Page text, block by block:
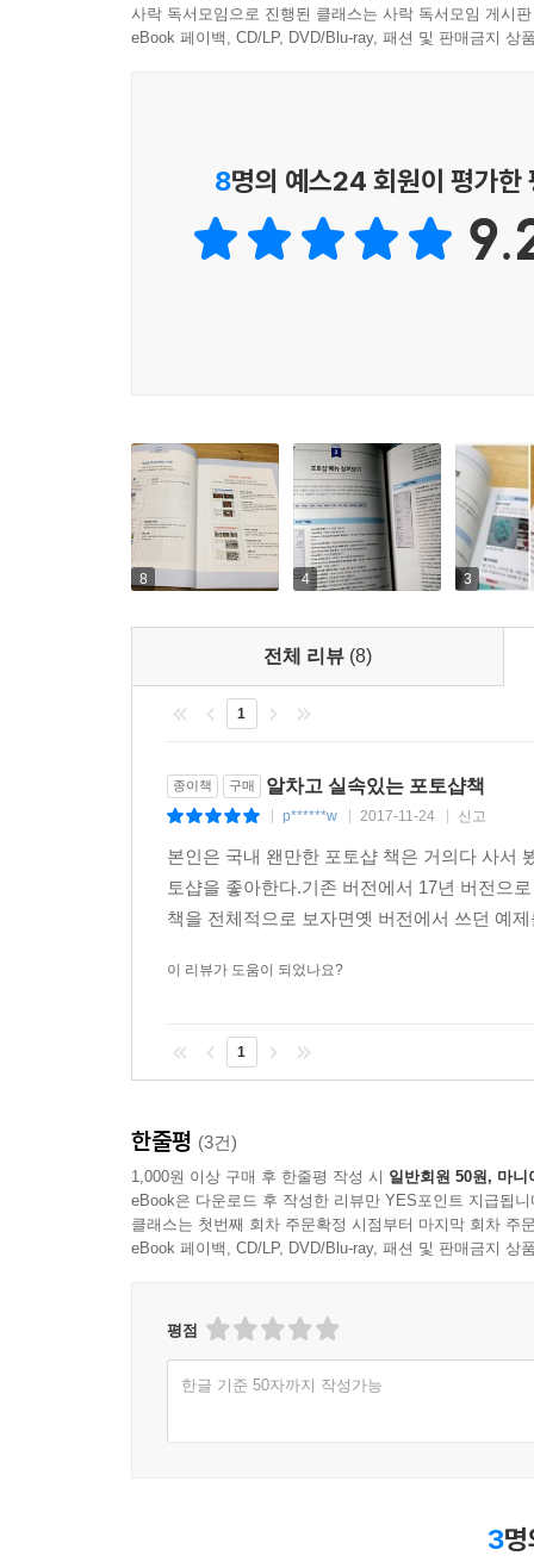
사락 독서모임으로 진행된 클래스는 사락 독서모임 게시
eBook 페이백, CD/LP, DVD/Blu-ray, 패션 및 판매금지 상
8명의 예스24 회원이 평가한
8 4 3
전체 리뷰 (8)
1
종이책 구매 알차고 실속있는 포토샵책
p******w 2017-11-24 신고
본인은 국내 왠만한 포토샵 책은 거의다 사서
토샵을 좋아한다.기존 버전에서 17년 버전으
책을 전체적으로 보자면옛 버전에서 쓰던 예
이 리뷰가 도움이 되었나요?
1
한줄평 (3건)
1,000원 이상 구매 후 한줄평 작성 시 일반회원 50원, 마니
eBook은 다운로드 후 작성한 리뷰만 YES포인트 지급됩니
클래스는 첫번째 회차 주문확정 시점부터 마지막 회차 주
eBook 페이백, CD/LP, DVD/Blu-ray, 패션 및 판매금지 상
평점
한글 기준 50자까지 작성가능
3